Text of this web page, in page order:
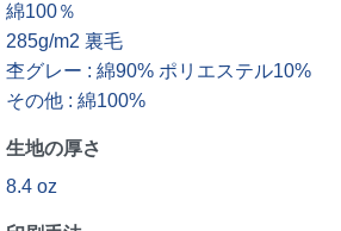
綿100％
285g/m2 裏毛
杢グレー : 綿90% ポリエステル10%
その他 : 綿100%
生地の厚さ
8.4 oz